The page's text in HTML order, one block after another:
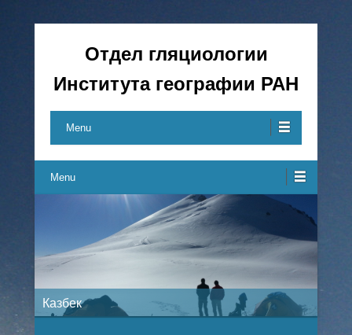
Отдел гляциологии
Института географии РАН
Menu
Menu
Казбек